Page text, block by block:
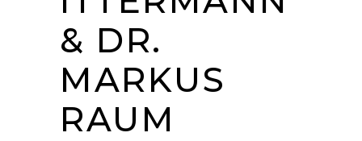
& DR.
MARKUS
RAUM